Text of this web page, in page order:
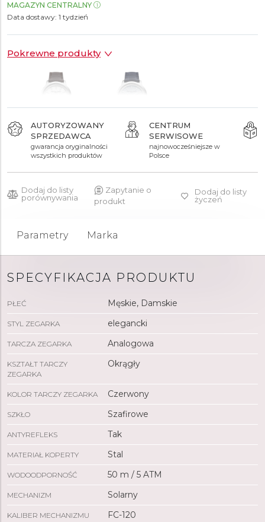
MAGAZYN CENTRALNY
Data dostawy: 1 tydzień
Pokrewne produkty
5 490 zł 5 490 zł
AUTORYZOWANY
SPRZEDAWCA
gwarancja oryginalności
wszystkich produktów
CENTRUM
SERWISOWE
najnowocześniejsze w
Polsce
Dodaj do listy
porównywania
Zapytanie o
produkt
Dodaj do listy
życzeń
Parametry Marka
SPECYFIKACJA PRODUKTU
PŁEĆ Męskie, Damskie
STYL ZEGARKA elegancki
TARCZA ZEGARKA Analogowa
KSZTAŁT TARCZY
ZEGARKA
Okrągły
KOLOR TARCZY ZEGARKA Czerwony
SZKŁO Szafirowe
ANTYREFLEKS Tak
MATERIAŁ KOPERTY Stal
WODOODPORNOŚĆ 50 m / 5 ATM
MECHANIZM Solarny
KALIBER MECHANIZMU FC-120